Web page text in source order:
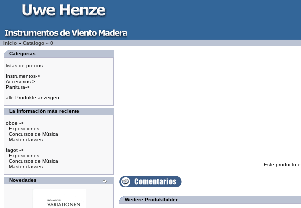
Inicio » Catalogo » 0
Categorias
listas de precios
Instrumentos->
Accesorios->
Partitura->
alle Produkte anzeigen
La información más reciente
oboe ->
Exposiciones
Concursos de Música
Master classes
fagot ->
Exposiciones
Concursos de Música
Master classes
Novedades
Este producto
Weitere Produktbilder: